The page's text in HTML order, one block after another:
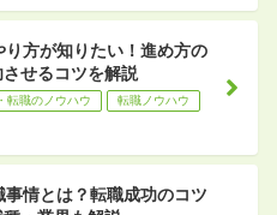
り方が知りたい！進め方の
せるコツを解説
転職のノウハウ 転職ノウハウ
事情とは？転職成功のコツ